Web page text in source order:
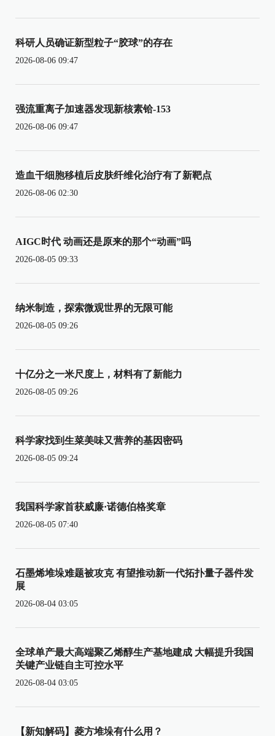
科研人员确证新型粒子“胶球”的存在
2026-08-06 09:47
强流重离子加速器发现新核素铪-153
2026-08-06 09:47
造血干细胞移植后皮肤纤维化治疗有了新靶点
2026-08-06 02:30
AIGC时代 动画还是原来的那个“动画”吗
2026-08-05 09:33
纳米制造，探索微观世界的无限可能
2026-08-05 09:26
十亿分之一米尺度上，材料有了新能力
2026-08-05 09:26
科学家找到生菜美味又营养的基因密码
2026-08-05 09:24
我国科学家首获威廉·诺德伯格奖章
2026-08-05 07:40
石墨烯堆垛难题被攻克 有望推动新一代拓扑量子器件发
展
2026-08-04 03:05
全球单产最大高端聚乙烯醇生产基地建成 大幅提升我国
关键产业链自主可控水平
2026-08-04 03:05
【新知解码】菱方堆垛有什么用？